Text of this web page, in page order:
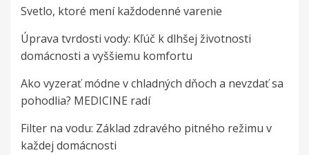
Svetlo, ktoré mení každodenné varenie
Úprava tvrdosti vody: Kľúč k dlhšej životnosti
domácnosti a vyššiemu komfortu
Ako vyzerať módne v chladných dňoch a nevzdať sa
pohodlia? MEDICINE radí
Filter na vodu: Základ zdravého pitného režimu v
každej domácnosti